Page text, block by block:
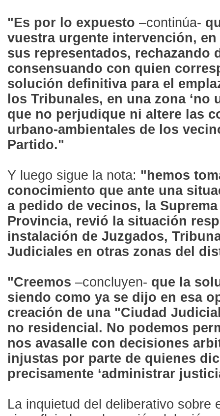
"Es por lo expuesto –continúa-
vuestra urgente intervención, en
sus representados, rechazando
consensuando con quien
solución definitiva para el
los Tribunales, en una zona ‘no
que no perjudique ni altere las
urbano-ambientales de los
Partido."
Y luego sigue la nota: "hemos
conocimiento que ante una
a pedido de vecinos, la
Provincia, revió la situación
instalación de Juzgados,
Judiciales en otras zonas del
"Creemos –concluyen- que la
siendo como ya se dijo en esa
creación de una "Ciudad
no residencial. No podemos
nos avasalle con decisiones
injustas por parte de quienes
precisamente ‘administrar
La inquietud del deliberativo sobre